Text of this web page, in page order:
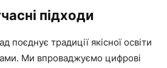
підходи
поєднує традиції якісної освіти
Ми впроваджуємо цифрові